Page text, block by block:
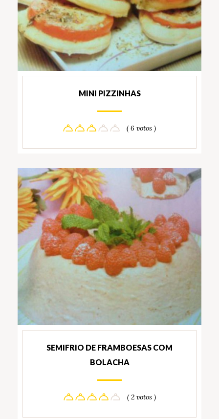
MINI PIZZINHAS
( 6 votos )
SEMIFRIO DE FRAMBOESAS COM
BOLACHA
( 2 votos )